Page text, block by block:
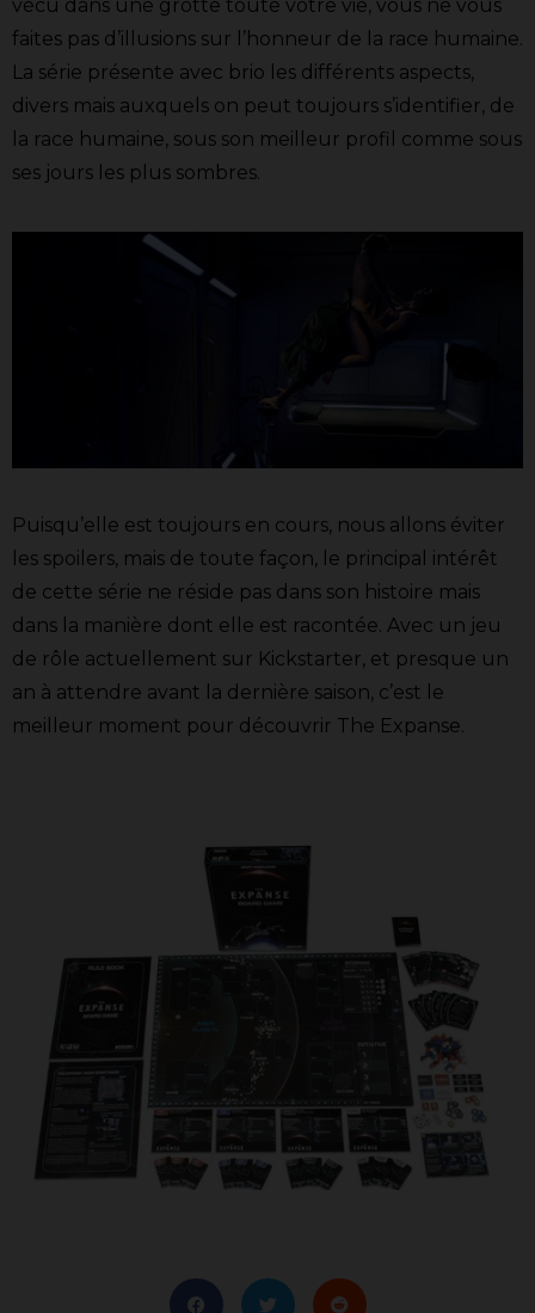
vécu dans une grotte toute votre vie, vous ne vous
faites pas d’illusions sur l’honneur de la race humaine.
La série présente avec brio les différents aspects,
divers mais auxquels on peut toujours s’identifier, de
la race humaine, sous son meilleur profil comme sous
ses jours les plus sombres.
Puisqu’elle est toujours en cours, nous allons éviter
les spoilers, mais de toute façon, le principal intérêt
de cette série ne réside pas dans son histoire mais
dans la manière dont elle est racontée. Avec un jeu
de rôle actuellement sur Kickstarter, et presque un
an à attendre avant la dernière saison, c’est le
meilleur moment pour découvrir The Expanse.